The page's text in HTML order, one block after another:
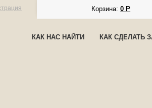
Корзина:0 Р
КАК НАС НАЙТИ КАК СДЕЛАТЬ